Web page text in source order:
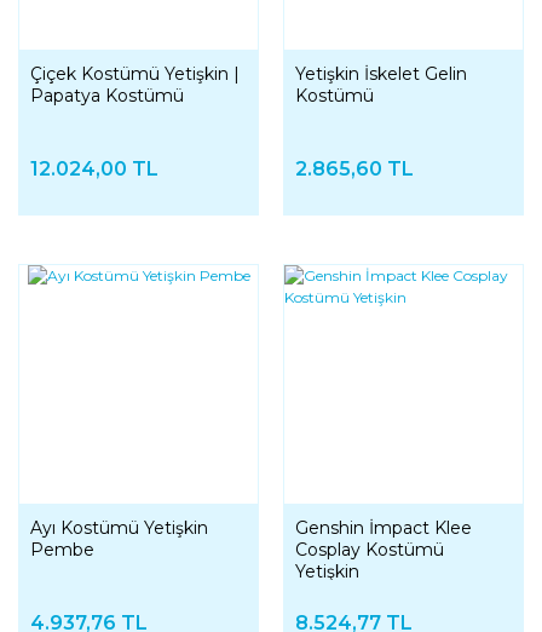
Çiçek Kostümü Yetişkin |
Papatya Kostümü
12.024,00 TL
Yetişkin İskelet Gelin
Kostümü
2.865,60 TL
Ayı Kostümü Yetişkin
Pembe
4.937,76 TL
Genshin İmpact Klee
Cosplay Kostümü
Yetişkin
8.524,77 TL